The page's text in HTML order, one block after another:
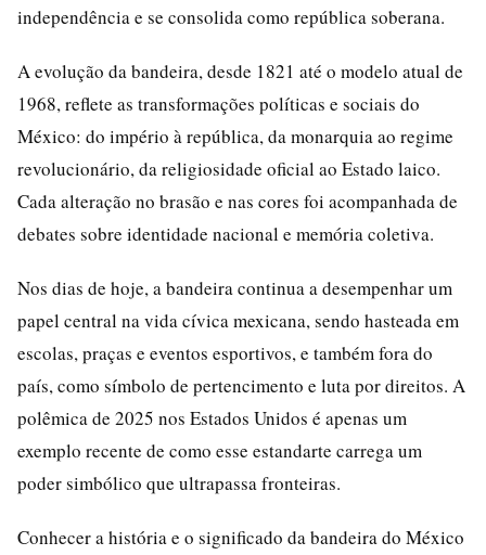
independência e se consolida como república soberana.
A evolução da bandeira, desde 1821 até o modelo atual de
1968, reflete as transformações políticas e sociais do
México: do império à república, da monarquia ao regime
revolucionário, da religiosidade oficial ao Estado laico.
Cada alteração no brasão e nas cores foi acompanhada de
debates sobre identidade nacional e memória coletiva.
Nos dias de hoje, a bandeira continua a desempenhar um
papel central na vida cívica mexicana, sendo hasteada em
escolas, praças e eventos esportivos, e também fora do
país, como símbolo de pertencimento e luta por direitos. A
polêmica de 2025 nos Estados Unidos é apenas um
exemplo recente de como esse estandarte carrega um
poder simbólico que ultrapassa fronteiras.
Conhecer a história e o significado da bandeira do México